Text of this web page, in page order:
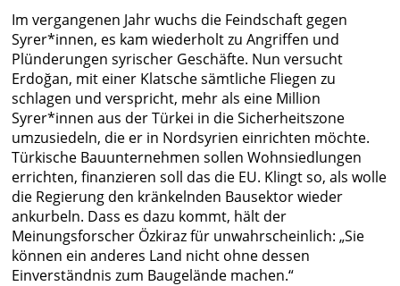
Im vergangenen Jahr wuchs die Feindschaft gegen
Syrer*innen, es kam wiederholt zu Angriffen und
Plünderungen syrischer Geschäfte. Nun versucht
Erdoğan, mit einer Klatsche sämtliche Fliegen zu
schlagen und verspricht, mehr als eine Million
Syrer*innen aus der Türkei in die Sicherheitszone
umzusiedeln, die er in Nordsyrien einrichten möchte.
Türkische Bauunternehmen sollen Wohnsiedlungen
errichten, finanzieren soll das die EU. Klingt so, als wolle
die Regierung den kränkelnden Bausektor wieder
ankurbeln. Dass es dazu kommt, hält der
Meinungsforscher Özkiraz für unwahrscheinlich: „Sie
können ein anderes Land nicht ohne dessen
Einverständnis zum Baugelände machen.“